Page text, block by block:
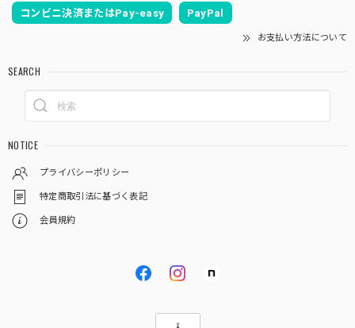
コンビニ決済またはPay-easy PayPal
お支払い方法について
SEARCH
NOTICE
プライバシーポリシー
特定商取引法に基づく表記
会員規約